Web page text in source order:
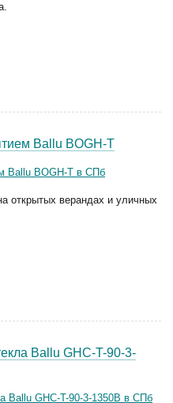
Ballu BOGH-T
открытых верандах и уличных
Ballu GHC-T-90-3-